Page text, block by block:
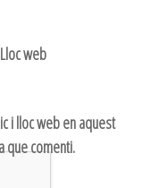
Lloc web
i lloc web en aquest
que comenti.